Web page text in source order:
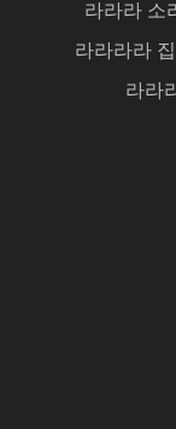
라라라 소
라라라라
라라